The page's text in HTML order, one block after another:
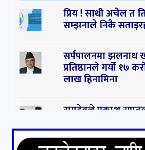
प्रिय ! साथी अचेल त
सम्झनाले निकै
सर्पपालनमा झलनाथ
प्रतिष्ठानले गर्यो १७
लाख हिनामिना
रामदेवले प्रकाश
पनि ठूलो स्टार